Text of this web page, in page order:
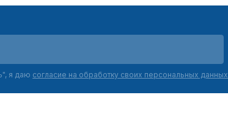
я даю согласие на обработку своих персональных данных